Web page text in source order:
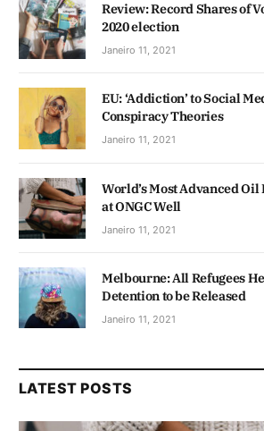
Review: Record Shares of
2020 election
Janeiro 11, 2021
EU: ‘Addiction’ to Social
Conspiracy Theories
Janeiro 11, 2021
World’s Most Advanced
at ONGC Well
Janeiro 11, 2021
Melbourne: All Refugees
Detention to be Released
Janeiro 11, 2021
LATEST POSTS